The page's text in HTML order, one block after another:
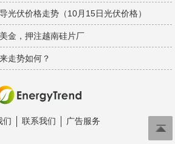
光伏价格走势（10月15日光伏价格）
金，押注越南硅片厂
走势如何？
们 联系我们 广告服务